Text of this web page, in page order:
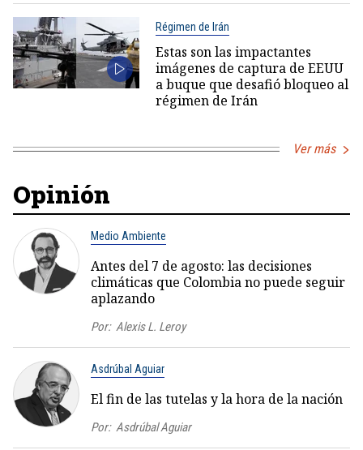
Régimen de Irán
Estas son las impactantes
imágenes de captura de EEUU
a buque que desafió bloqueo al
régimen de Irán
Ver más
Opinión
Medio Ambiente
Antes del 7 de agosto: las decisiones
climáticas que Colombia no puede seguir
aplazando
Por: Alexis L. Leroy
Asdrúbal Aguiar
El fin de las tutelas y la hora de la nación
Por: Asdrúbal Aguiar